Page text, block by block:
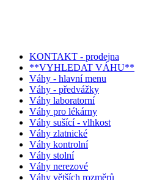
KONTAKT - prodejna
**VYHLEDAT VÁHU**
Váhy - hlavní menu
Váhy - předvážky
Váhy laboratorní
Váhy pro lékárny
Váhy sušící - vlhkost
Váhy zlatnické
Váhy kontrolní
Váhy stolní
Váhy nerezové
Váhy větších rozměrů